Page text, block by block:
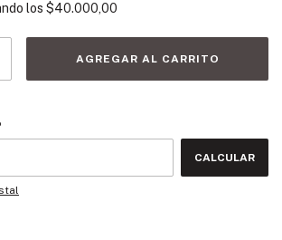
los $40.000,00
CALCULAR